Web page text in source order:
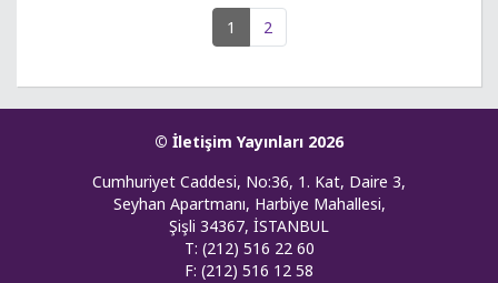
1 2
© İletişim Yayınları 2026
Cumhuriyet Caddesi, No:36, 1. Kat, Daire 3,
Seyhan Apartmanı, Harbiye Mahallesi,
Şişli 34367, İSTANBUL
T: (212) 516 22 60
F: (212) 516 12 58